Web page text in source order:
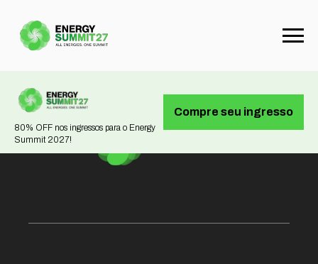
80% OFF nos ingressos para o Energy
Summit 2027!
Compre seu ingresso
Not found